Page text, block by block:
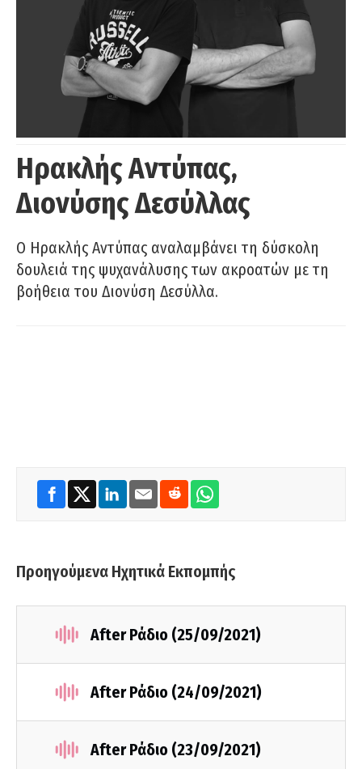
Ηρακλής Αντύπας,
Διονύσης Δεσύλλας
Ο Ηρακλής Αντύπας αναλαμβάνει τη δύσκολη
δουλειά της ψυχανάλυσης των ακροατών με τη
βοήθεια του Διονύση Δεσύλλα.
Προηγούμενα Ηχητικά Εκπομπής
After Ράδιο (25/09/2021)
After Ράδιο (24/09/2021)
After Ράδιο (23/09/2021)